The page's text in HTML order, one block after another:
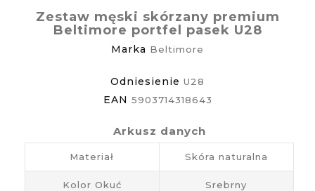
Zestaw męski skórzany premium
Beltimore portfel pasek U28
Marka Beltimore
Odniesienie U28
EAN 5903714318643
Arkusz danych
Materiał Skóra naturalna
Kolor Okuć Srebrny